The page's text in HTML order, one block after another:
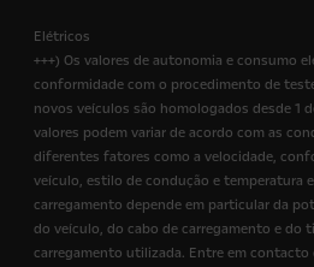
Elétricos
+++) Os valores de autonomia e consumo
conformidade com o procedimento de
novos veículos são homologados desde 1
valores podem variar de acordo com as
diferentes fatores como a velocidade,
veículo, estilo de condução e temperatura
carregamento depende em particular da
do veículo, do cabo de carregamento e do
carregamento utilizada. Entre em contacto